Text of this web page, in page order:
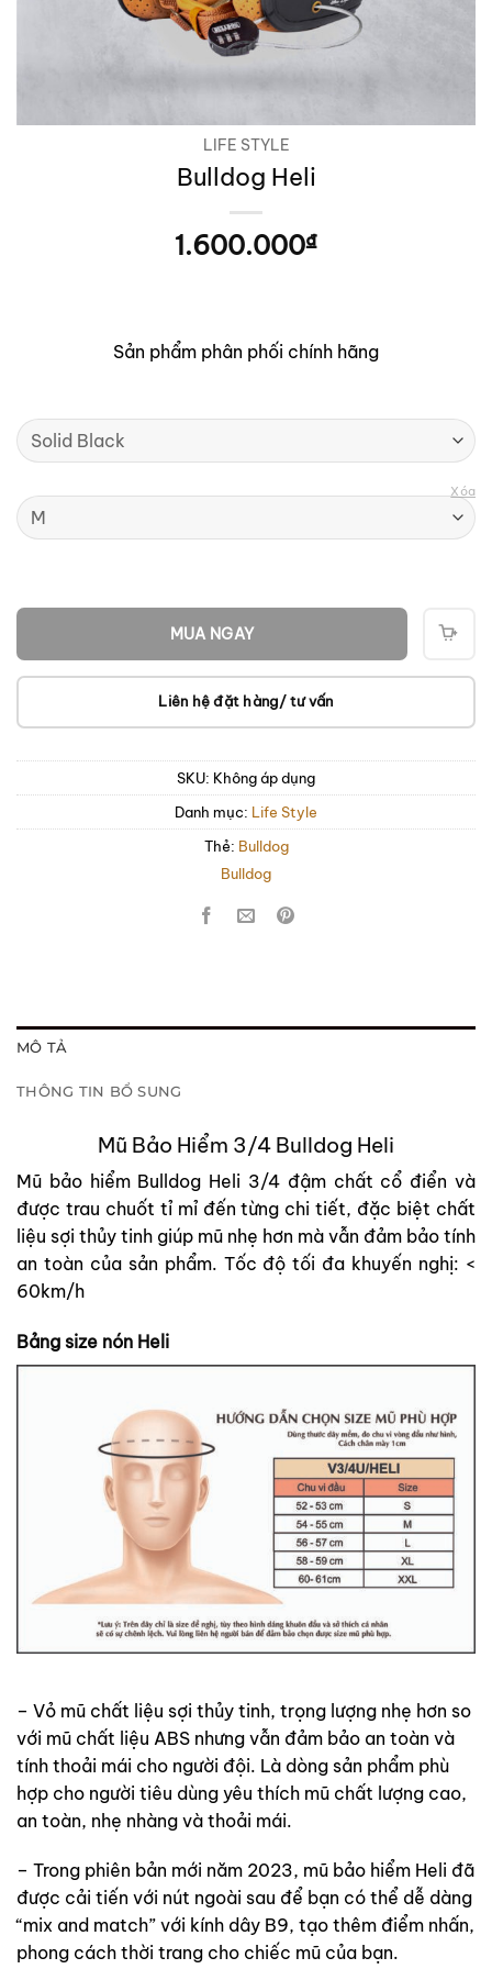
LIFE STYLE
Bulldog Heli
1.600.000₫
Sản phẩm phân phối chính hãng
Xóa
MUA NGAY
Liên hệ đặt hàng/ tư vấn
SKU: Không áp dụng
Danh mục: Life Style
Thẻ: Bulldog
Bulldog
MÔ TẢ
THÔNG TIN BỔ SUNG
Mũ Bảo Hiểm 3/4 Bulldog Heli
Mũ bảo hiểm Bulldog Heli 3/4 đậm chất cổ điển và
được trau chuốt tỉ mỉ đến từng chi tiết, đặc biệt chất
liệu sợi thủy tinh giúp mũ nhẹ hơn mà vẫn đảm bảo tính
an toàn của sản phẩm. Tốc độ tối đa khuyến nghị: <
60km/h
Bảng size nón Heli
– Vỏ mũ chất liệu sợi thủy tinh, trọng lượng nhẹ hơn so
với mũ chất liệu ABS nhưng vẫn đảm bảo an toàn và
tính thoải mái cho người đội. Là dòng sản phẩm phù
hợp cho người tiêu dùng yêu thích mũ chất lượng cao,
an toàn, nhẹ nhàng và thoải mái.
– Trong phiên bản mới năm 2023, mũ bảo hiểm Heli đã
được cải tiến với nút ngoài sau để bạn có thể dễ dàng
“mix and match” với kính dây B9, tạo thêm điểm nhấn,
phong cách thời trang cho chiếc mũ của bạn.